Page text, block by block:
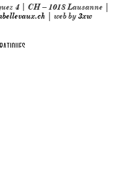
4 | CH – 1018 Lausanne |
| web by3xw